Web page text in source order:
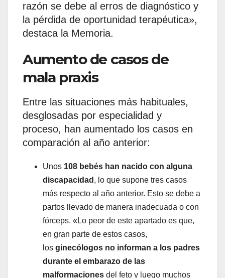
razón se debe al erros de diagnóstico y
la pérdida de oportunidad terapéutica»,
destaca la Memoria.
Aumento de casos de
mala praxis
Entre las situaciones más habituales,
desglosadas por especialidad y
proceso, han aumentado los casos en
comparación al año anterior:
Unos 108 bebés han nacido con alguna
discapacidad , lo que supone tres casos
más respecto al año anterior. Esto se debe a
partos llevado de manera inadecuada o con
fórceps. «Lo peor de este apartado es que,
en gran parte de estos casos,
los ginecólogos no informan a los padres
durante el embarazo de las
malformaciones del feto y luego muchos